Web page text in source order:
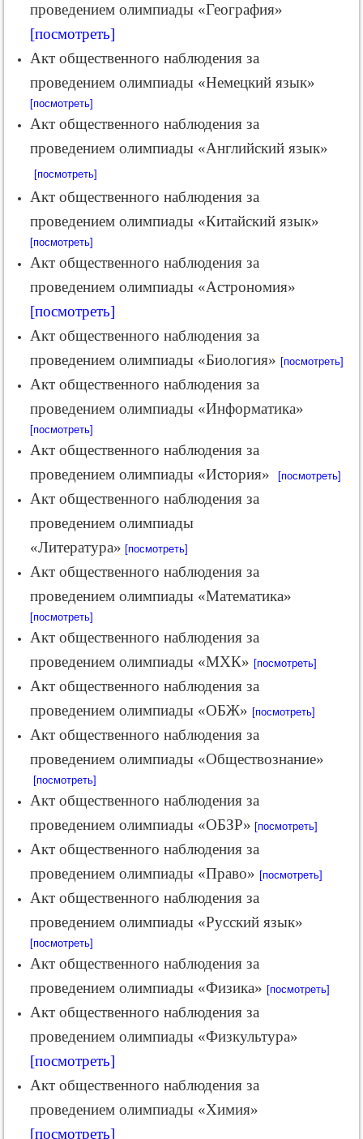
проведением олимпиады «География»
[посмотреть]
Акт общественного наблюдения за
проведением олимпиады «Немецкий язык»
[посмотреть]
Акт общественного наблюдения за
проведением олимпиады «Английский язык»
[посмотреть]
Акт общественного наблюдения за
проведением олимпиады «Китайский язык»
[посмотреть]
Акт общественного наблюдения за
проведением олимпиады «Астрономия»
[посмотреть]
Акт общественного наблюдения за
проведением олимпиады «Биология» [посмотреть]
Акт общественного наблюдения за
проведением олимпиады «Информатика»
[посмотреть]
Акт общественного наблюдения за
проведением олимпиады «История»
[посмотреть]
Акт общественного наблюдения за
проведением олимпиады
«Литература» [посмотреть]
Акт общественного наблюдения за
проведением олимпиады «Математика»
[посмотреть]
Акт общественного наблюдения за
проведением олимпиады «МХК» [посмотреть]
Акт общественного наблюдения за
проведением олимпиады «ОБЖ» [посмотреть]
Акт общественного наблюдения за
проведением олимпиады «Обществознание»
[посмотреть]
Акт общественного наблюдения за
проведением олимпиады «ОБЗР» [посмотреть]
Акт общественного наблюдения за
проведением олимпиады «Право» [посмотреть]
Акт общественного наблюдения за
проведением олимпиады «Русский язык»
[посмотреть]
Акт общественного наблюдения за
проведением олимпиады «Физика» [посмотреть]
Акт общественного наблюдения за
проведением олимпиады «Физкультура»
[посмотреть]
Акт общественного наблюдения за
проведением олимпиады «Химия»
[посмотреть]